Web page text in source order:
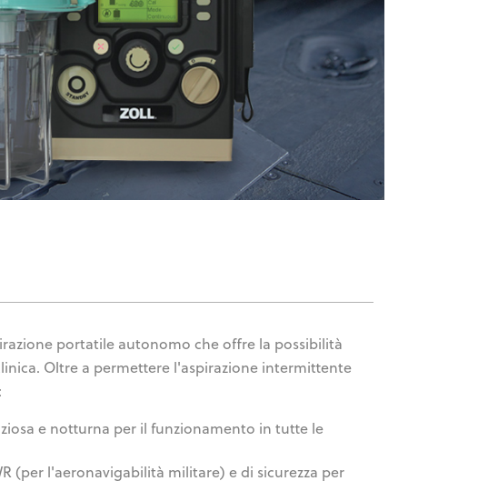
portatile autonomo che offre la possibilità
Oltre a permettere l'aspirazione intermittente
e notturna per il funzionamento in tutte le
(per l'aeronavigabilità militare) e di sicurezza per